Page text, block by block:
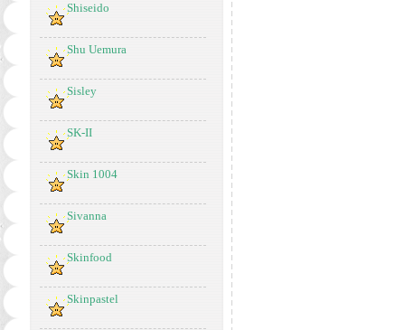
Shiseido
Shu Uemura
Sisley
SK-II
Skin 1004
Sivanna
Skinfood
Skinpastel